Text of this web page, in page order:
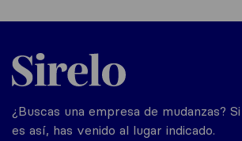
Sirelo.es
¿Buscas una empresa de mudanzas? Si
es así, has venido al lugar indicado.